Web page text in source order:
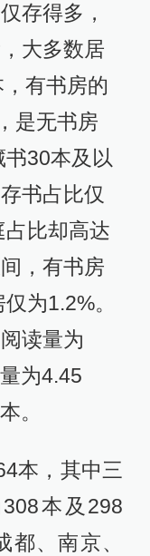
存得多，
大多数居
有书房的
是无书房
30本及以
书占比仅
占比却高达
，有书房
为1.2%。
读量为
为4.45
。
本，其中三
本及298
、南京、